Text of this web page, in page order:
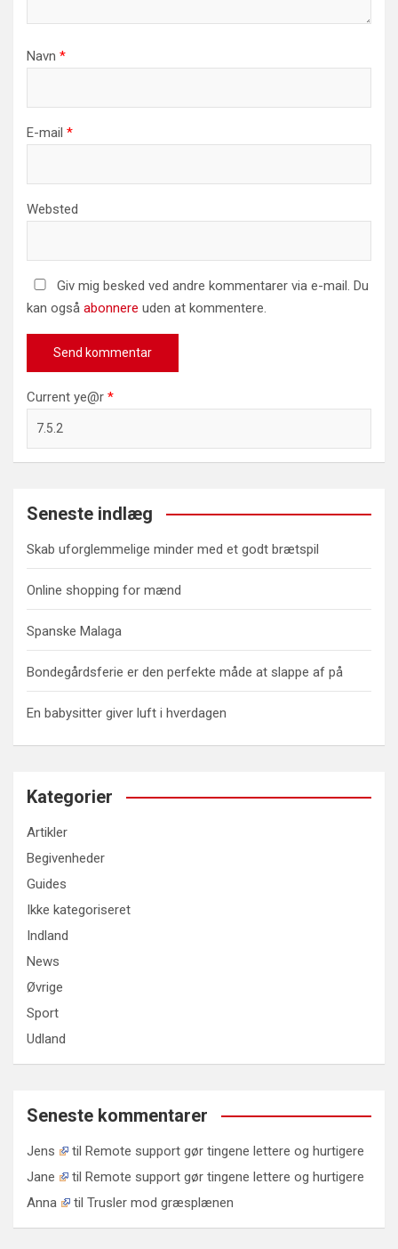
Navn *
E-mail *
Websted
Giv mig besked ved andre kommentarer via e-mail. Du
kan også abonnere uden at kommentere.
Current ye@r *
Seneste indlæg
Skab uforglemmelige minder med et godt brætspil
Online shopping for mænd
Spanske Malaga
Bondegårdsferie er den perfekte måde at slappe af på
En babysitter giver luft i hverdagen
Kategorier
Artikler
Begivenheder
Guides
Ikke kategoriseret
Indland
News
Øvrige
Sport
Udland
Seneste kommentarer
Jens til Remote support gør tingene lettere og hurtigere
Jane
til Remote support gør tingene lettere og hurtigere
Anna
til Trusler mod græsplænen